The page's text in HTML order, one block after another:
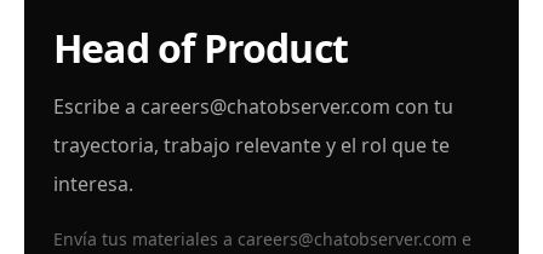
Head of Product
Escribe a careers@chatobserver.com con tu
trayectoria, trabajo relevante y el rol que te
interesa.
Envía tus materiales a careers@chatobserver.com e